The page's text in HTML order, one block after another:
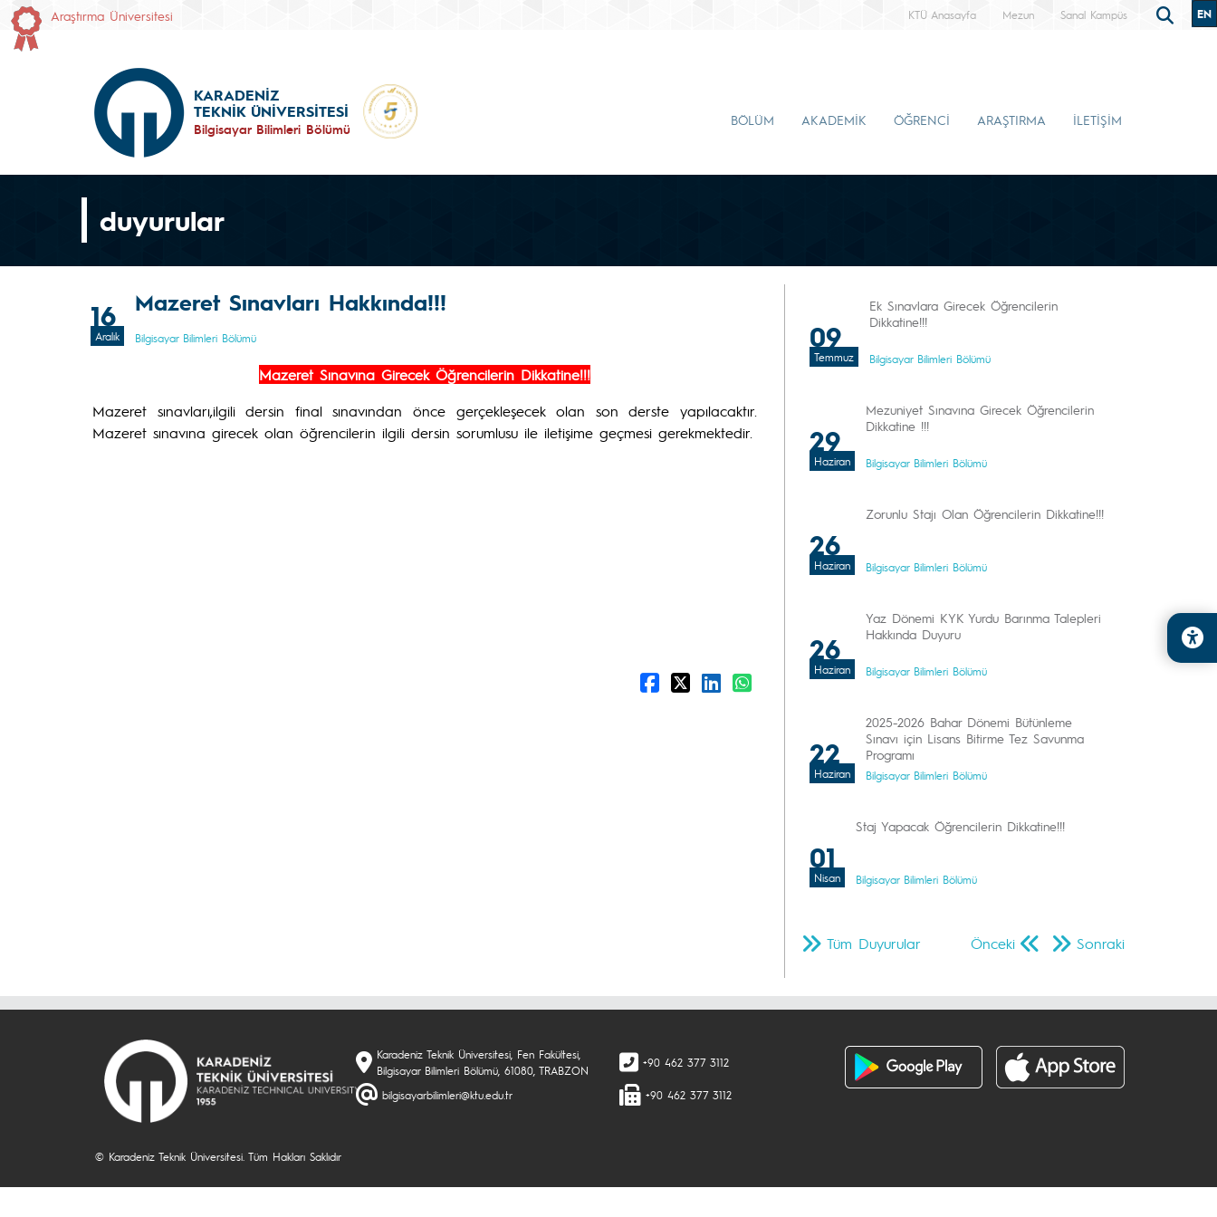
Araştırma Üniversitesi KTÜ Anasayfa Mezun Sanal Kampüs EN
KARADENİZ
TEKNİK ÜNİVERSİTESİ
Bilgisayar Bilimleri Bölümü
BÖLÜM AKADEMİK ÖĞRENCİ ARAŞTIRMA İLETİŞİM
duyurular
16
Aralık
Mazeret Sınavları Hakkında!!!
Bilgisayar Bilimleri Bölümü
Mazeret Sınavına Girecek Öğrencilerin Dikkatine!!!
Mazeret sınavları,ilgili dersin final sınavından önce gerçekleşecek olan son derste yapılacaktır.
Mazeret sınavına girecek olan öğrencilerin ilgili dersin sorumlusu ile iletişime geçmesi gerekmektedir.
09
Temmuz
Ek Sınavlara Girecek Öğrencilerin
Dikkatine!!!
Bilgisayar Bilimleri Bölümü
29
Haziran
Mezuniyet Sınavına Girecek Öğrencilerin
Dikkatine !!!
Bilgisayar Bilimleri Bölümü
26
Haziran
Zorunlu Stajı Olan Öğrencilerin Dikkatine!!!
Bilgisayar Bilimleri Bölümü
26
Haziran
Yaz Dönemi KYK Yurdu Barınma Talepleri
Hakkında Duyuru
Bilgisayar Bilimleri Bölümü
22
Haziran
2025-2026 Bahar Dönemi Bütünleme
Sınavı için Lisans Bitirme Tez Savunma
Programı
Bilgisayar Bilimleri Bölümü
01
Nisan
Staj Yapacak Öğrencilerin Dikkatine!!!
Bilgisayar Bilimleri Bölümü
Önceki Sonraki
Tüm Duyurular
Karadeniz Teknik Üniversitesi, Fen Fakültesi,
Bilgisayar Bilimleri Bölümü, 61080, TRABZON
bilgisayarbilimleri@ktu.edu.tr
+90 462 377 3112
+90 462 377 3112
© Karadeniz Teknik Üniversitesi. Tüm Hakları Saklıdır